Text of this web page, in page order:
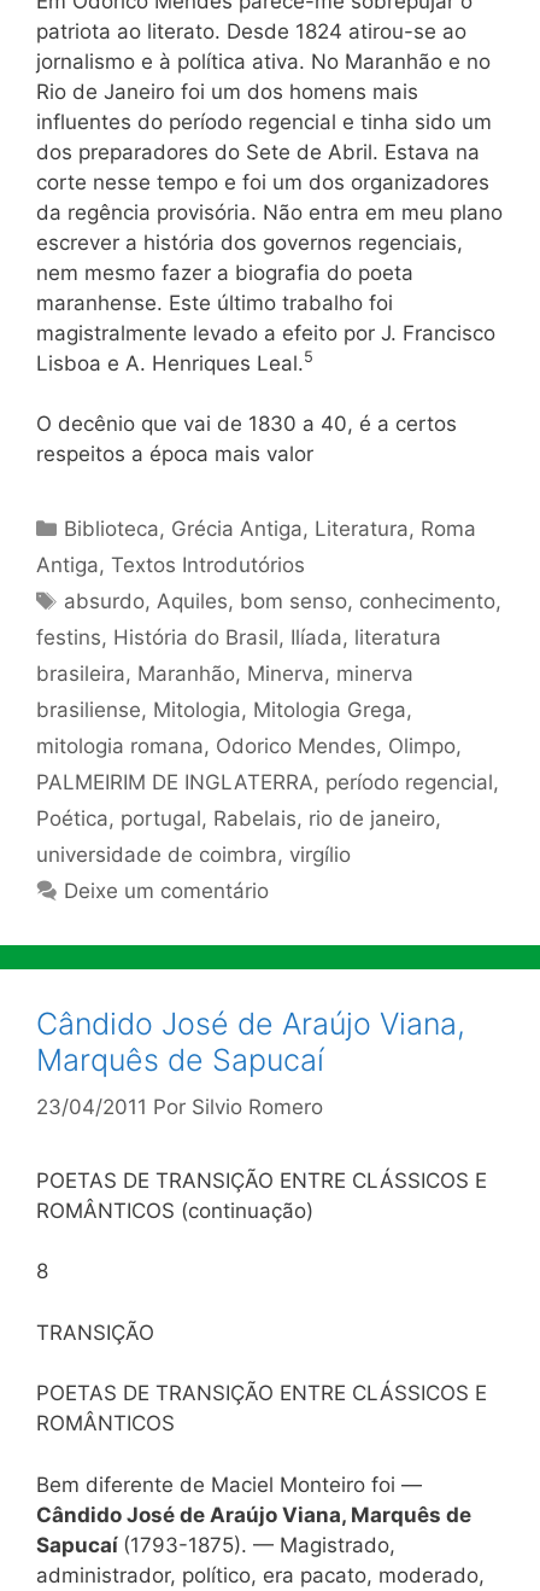
patriota ao literato. Desde 1824 atirou-se ao
jornalismo e à política ativa. No Maranhão e no
Rio de Janeiro foi um dos homens mais
influentes do período regencial e tinha sido um
dos preparadores do Sete de Abril. Estava na
corte nesse tempo e foi um dos organizadores
da regência provisória. Não entra em meu plano
escrever a história dos governos regenciais,
nem mesmo fazer a biografia do poeta
maranhense. Este último trabalho foi
magistralmente levado a efeito por J. Francisco
Lisboa e A. Henriques Leal.5
O decênio que vai de 1830 a 40, é a certos
respeitos a época mais valor
Categorias
Biblioteca, Grécia Antiga, Literatura, Roma
Antiga, Textos Introdutórios
Tags
absurdo,Aquiles, bom senso, conhecimento,
festins, História do Brasil, Ilíada, literatura
brasileira, Maranhão, Minerva, minerva
brasiliense, Mitologia, Mitologia Grega,
mitologia romana, Odorico Mendes, Olimpo,
PALMEIRIM DE INGLATERRA, período regencial,
Poética, portugal, Rabelais, rio de janeiro,
universidade de coimbra, virgílio
Deixe um comentário
Cândido José de Araújo Viana,
Marquês de Sapucaí
23/04/2011 Por Silvio Romero
POETAS DE TRANSIÇÃO ENTRE CLÁSSICOS E
ROMÂNTICOS (continuação)
8
TRANSIÇÃO
POETAS DE TRANSIÇÃO ENTRE CLÁSSICOS E
ROMÂNTICOS
Bem diferente de Maciel Monteiro foi —
Cândido José de Araújo Viana, Marquês de
Sapucaí (1793-1875). — Magistrado,
administrador, político, era pacato, moderado,